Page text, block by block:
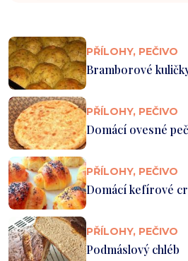
PŘÍLOHY, PEČIVO
Bramborové
PŘÍLOHY, PEČIVO
Domácí ovesné
PŘÍLOHY, PEČIVO
Domácí kefírové
PŘÍLOHY, PEČIVO
Podmáslový chléb